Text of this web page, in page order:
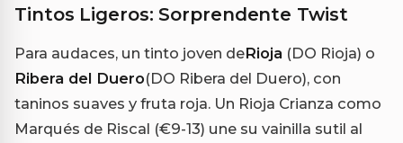
Tintos Ligeros: Sorprendente Twist
Para audaces, un tinto joven deRioja (DO Rioja) o
Ribera del Duero(DO Ribera del Duero), con
taninos suaves y fruta roja. Un Rioja Crianza como
Marqués de Riscal (€9-13) une su vainilla sutil al